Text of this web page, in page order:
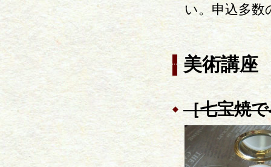
い。申込多数
美術講座
［七宝焼